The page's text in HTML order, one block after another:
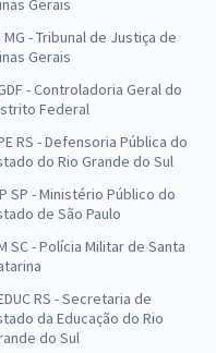
Gerais
MG - Tribunal de Justiça de
Gerais
- Controladoria Geral do
Federal
RS - Defensoria Pública do
do Rio Grande do Sul
SP - Ministério Público do
de São Paulo
SC - Polícia Militar de Santa
RS - Secretaria de
da Educação do Rio
do Sul